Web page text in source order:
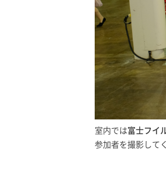
室内では富士フイ
参加者を撮影して